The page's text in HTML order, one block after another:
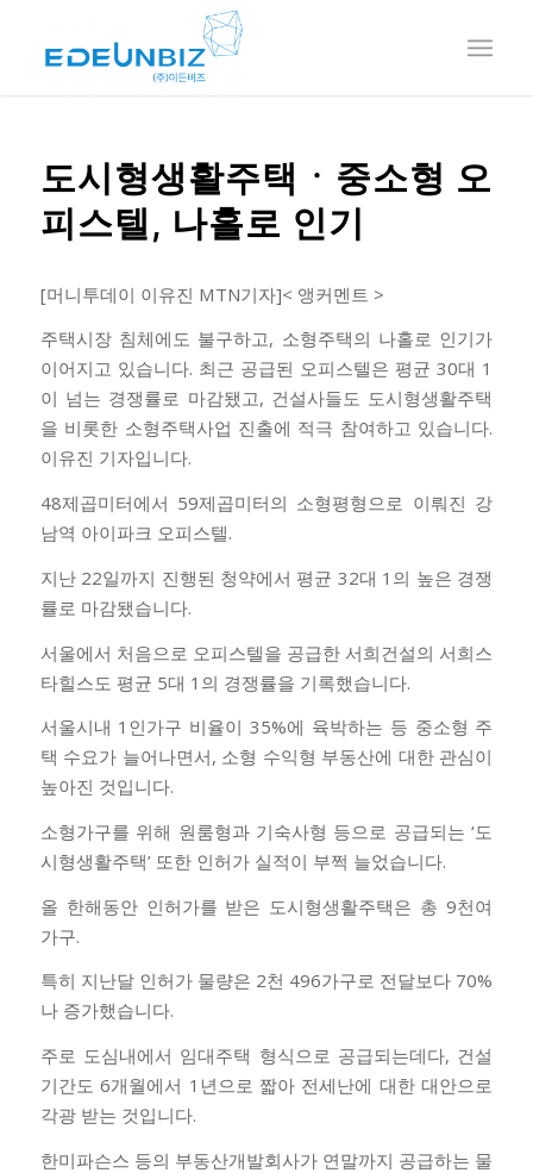
도시형생활주택ㆍ중소형 오
피스텔, 나홀로 인기
[머니투데이 이유진 MTN기자]< 앵커멘트 >
주택시장 침체에도 불구하고, 소형주택의 나홀로 인기가
이어지고 있습니다. 최근 공급된 오피스텔은 평균 30대 1
이 넘는 경쟁률로 마감됐고, 건설사들도 도시형생활주택
을 비롯한 소형주택사업 진출에 적극 참여하고 있습니다.
이유진 기자입니다.
48제곱미터에서 59제곱미터의 소형평형으로 이뤄진 강
남역 아이파크 오피스텔.
지난 22일까지 진행된 청약에서 평균 32대 1의 높은 경쟁
률로 마감됐습니다.
서울에서 처음으로 오피스텔을 공급한 서희건설의 서희스
타힐스도 평균 5대 1의 경쟁률을 기록했습니다.
서울시내 1인가구 비율이 35%에 육박하는 등 중소형 주
택 수요가 늘어나면서, 소형 수익형 부동산에 대한 관심이
높아진 것입니다.
소형가구를 위해 원룸형과 기숙사형 등으로 공급되는 ‘도
시형생활주택’ 또한 인허가 실적이 부쩍 늘었습니다.
올 한해동안 인허가를 받은 도시형생활주택은 총 9천여
가구.
특히 지난달 인허가 물량은 2천 496가구로 전달보다 70%
나 증가했습니다.
주로 도심내에서 임대주택 형식으로 공급되는데다, 건설
기간도 6개월에서 1년으로 짧아 전세난에 대한 대안으로
각광 받는 것입니다.
한미파슨스 등의 부동산개발회사가 연말까지 공급하는 물